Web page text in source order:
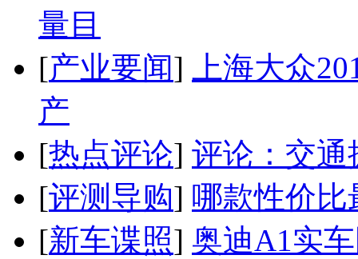
量目
[产业要闻]
上海大众
产
[热点评论] 评论：交通
[评测导购] 哪款性价比
[新车谍照] 奥迪A1实